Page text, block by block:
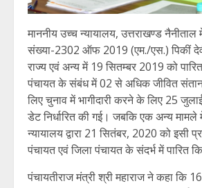
माननीय उच्च न्यायालय, उत्तराखण्ड नैनीताल
संख्या-2302 ऑफ 2019 (एम./एस.) पिकीं
राज्य एवं अन्य में 19 सितम्बर 2019 को
पंचायत के संबंध में 02 से अधिक जीवित संतान
लिए चुनाव में भागीदारी करने के लिए 25
डेट निर्धारित की गई। जबकि एक अन्य मामले
न्यायालय द्वारा 21 सितंबर, 2020 को इसी
पंचायत एवं जिला पंचायत के संदर्भ में पारित
पंचायतीराज मंत्री श्री महाराज ने कहा कि